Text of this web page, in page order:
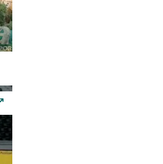
ilişkin detaylı bilgi için Ayarlar
okumak ve sitemizde ilgili